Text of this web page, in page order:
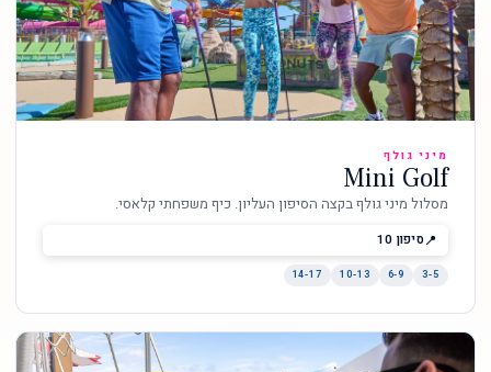
מיני גולף
Mini Golf
מסלול מיני גולף בקצה הסיפון העליון. כיף משפחתי קלאסי.
סיפון 10
3-5
6-9
10-13
14-17